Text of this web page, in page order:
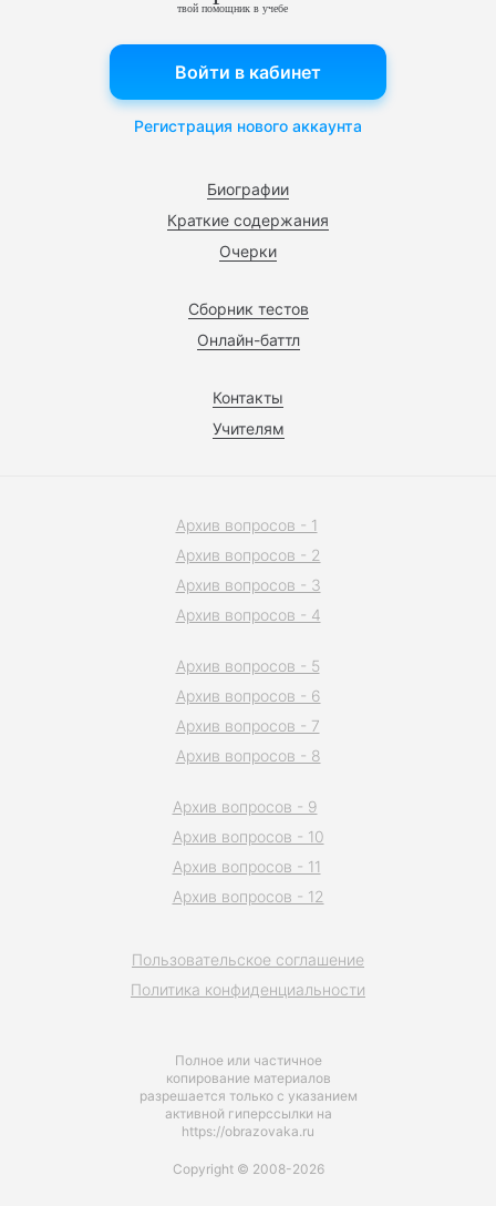
твой помощник в учебе
Биографии
Краткие содержания
Очерки
Сборник тестов
Онлайн-баттл
Контакты
Учителям
Войти в кабинет
Регистрация нового аккаунта
Полное или частичное
копирование материалов
разрешается только с указанием
активной гиперссылки на
https://obrazovaka.ru
Пользовательское соглашение
Политика конфиденциальности
Архив вопросов - 1
Архив вопросов - 2
Архив вопросов - 3
Архив вопросов - 4
Архив вопросов - 5
Архив вопросов - 6
Архив вопросов - 7
Архив вопросов - 8
Архив вопросов - 9
Архив вопросов - 10
Архив вопросов - 11
Архив вопросов - 12
Copyright © 2008-2026